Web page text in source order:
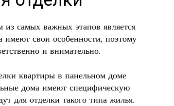
самых важных этапов является
имеют свои особенности, поэтому
и внимательно.
квартиры в панельном доме
дома имеют специфическую
для отделки такого типа жилья.